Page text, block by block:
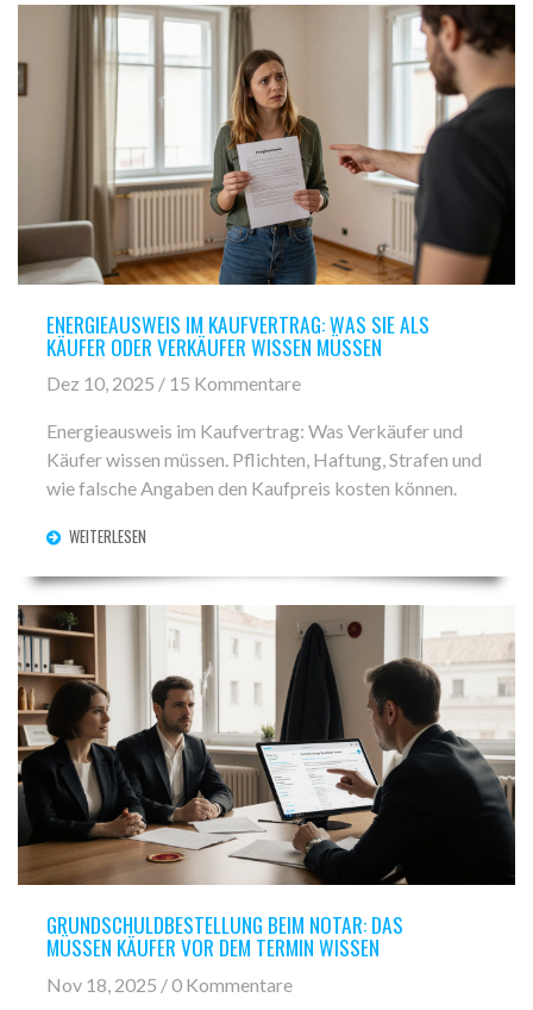
ENERGIEAUSWEIS IM KAUFVERTRAG: WAS SIE ALS
KÄUFER ODER VERKÄUFER WISSEN MÜSSEN
Dez 10, 2025 / 15 Kommentare
Energieausweis im Kaufvertrag: Was Verkäufer und
Käufer wissen müssen. Pflichten, Haftung, Strafen und
wie falsche Angaben den Kaufpreis kosten können.
WEITERLESEN
GRUNDSCHULDBESTELLUNG BEIM NOTAR: DAS
MÜSSEN KÄUFER VOR DEM TERMIN WISSEN
Nov 18, 2025 / 0 Kommentare